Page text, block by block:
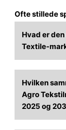
Ofte stillede
Hvad er
Textile-
Hvilken
Agro
2025 og